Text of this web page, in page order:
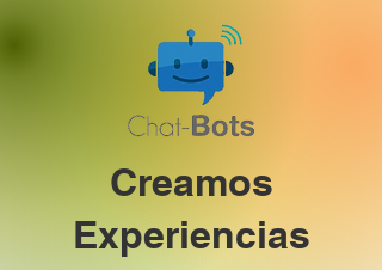
Creamos
Experiencias